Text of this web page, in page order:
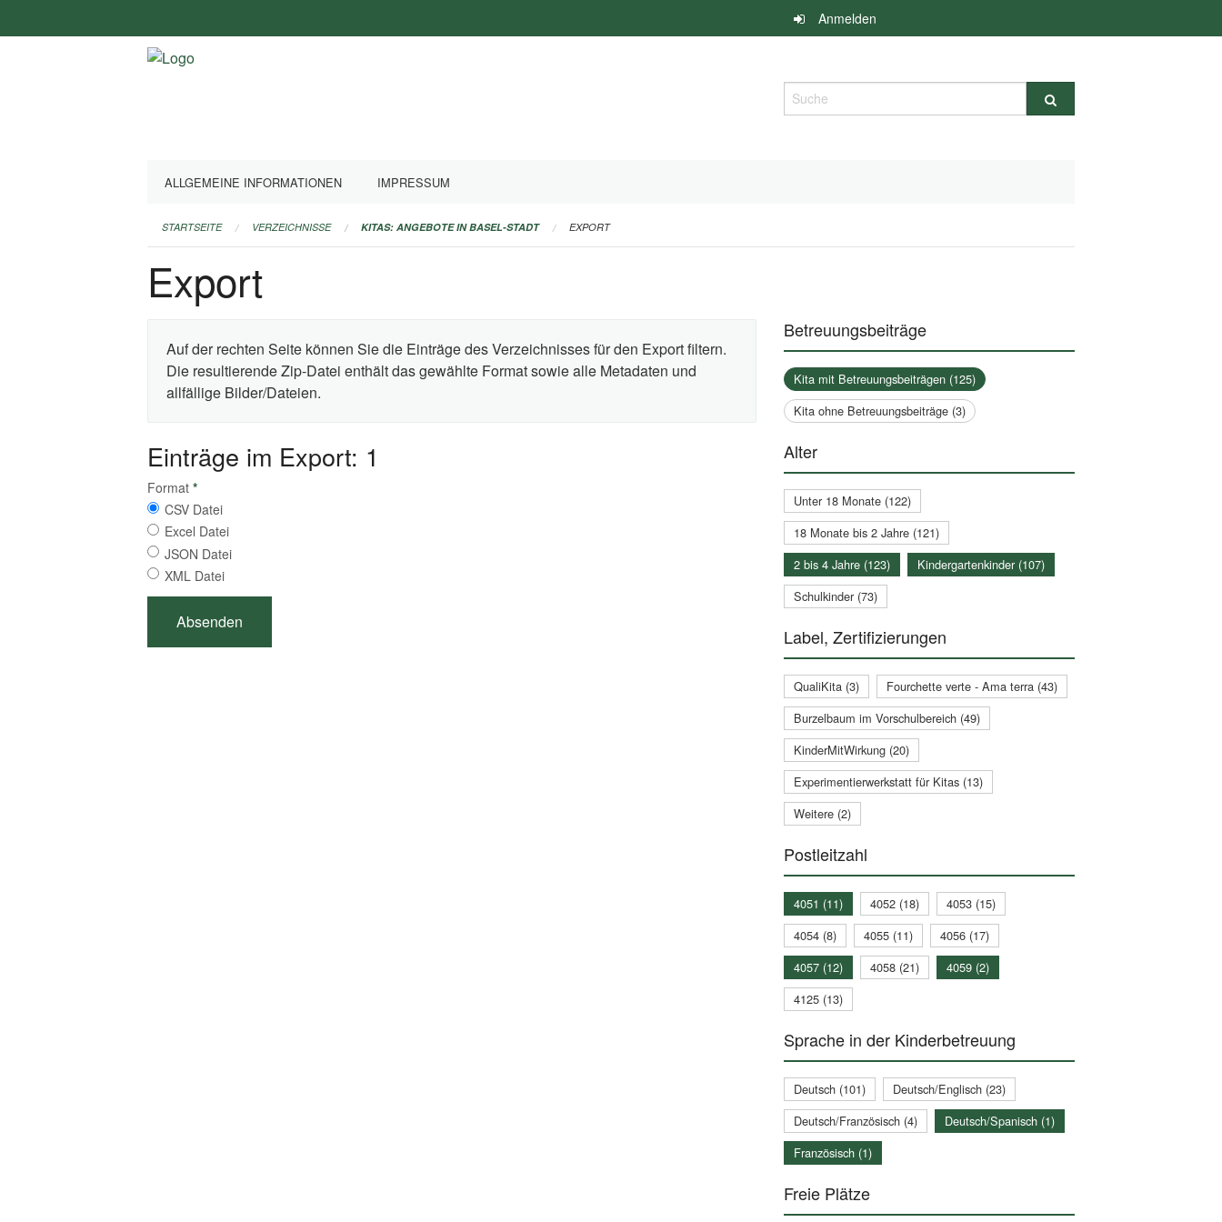
überspringen
Anmelden
Suche
ALLGEMEINE INFORMATIONEN IMPRESSUM
STARTSEITE VERZEICHNISSE KITAS: ANGEBOTE IN BASEL-STADT EXPORT
Export
Auf der rechten Seite können Sie die Einträge des Verzeichnisses für den Export filtern.
Die resultierende Zip-Datei enthält das gewählte Format sowie alle Metadaten und
allfällige Bilder/Dateien.
Einträge im Export: 1
Format *
CSV Datei
Excel Datei
JSON Datei
XML Datei
Betreuungsbeiträge
Kita mit Betreuungsbeiträgen (125)
Kita ohne Betreuungsbeiträge (3)
Alter
Unter 18 Monate (122)
18 Monate bis 2 Jahre (121)
2 bis 4 Jahre (123)
Kindergartenkinder (107)
Schulkinder (73)
Label, Zertifizierungen
QualiKita (3)
Fourchette verte - Ama terra (43)
Burzelbaum im Vorschulbereich (49)
KinderMitWirkung (20)
Experimentierwerkstatt für Kitas (13)
Weitere (2)
Postleitzahl
4051 (11) 4052 (18)
4053 (15)
4054 (8)
4055 (11)
4056 (17)
4057 (12)
4058 (21)
4059 (2)
4125 (13)
Sprache in der Kinderbetreuung
Deutsch (101)
Deutsch/Englisch (23)
Deutsch/Französisch (4)
Deutsch/Spanisch (1)
Französisch (1)
Freie Plätze